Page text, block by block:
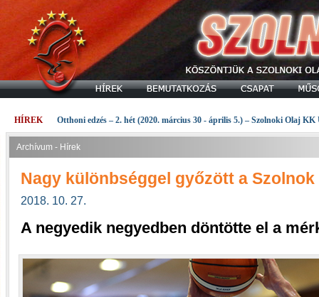
HÍREK Otthoni edzés – 2. hét (2020. március 30 - április 5.) – Szolnoki Olaj KK
Archívum - Hírek
Nagy különbséggel győzött a Szolnok
2018. 10. 27.
A negyedik negyedben döntötte el a